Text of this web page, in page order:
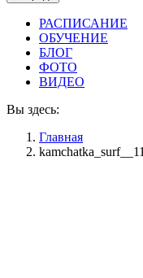
РАСПИСАНИЕ
ОБУЧЕНИЕ
БЛОГ
ФОТО
ВИДЕО
Вы здесь:
Главная
kamchatka_surf__11